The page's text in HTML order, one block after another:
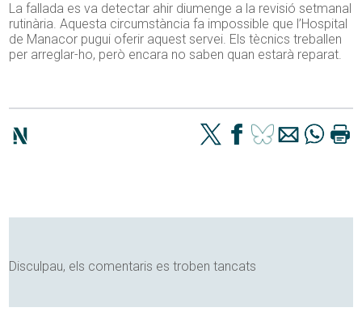
La fallada es va detectar ahir diumenge a la revisió setmanal
rutinària. Aquesta circumstància fa impossible que l’Hospital
de Manacor pugui oferir aquest servei. Els tècnics treballen
per arreglar-ho, però encara no saben quan estarà reparat.
Disculpau, els comentaris es troben tancats